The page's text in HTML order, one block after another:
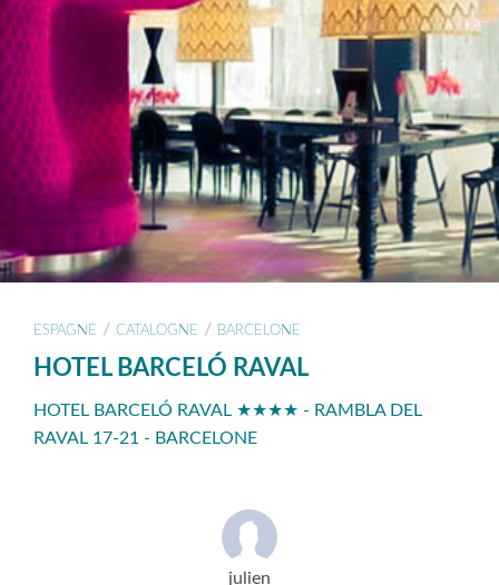
ESPAGNE / CATALOGNE / BARCELONE
HOTEL BARCELÓ RAVAL
HOTEL BARCELÓ RAVAL ★★★★ - RAMBLA DEL
RAVAL 17-21 - BARCELONE
julien